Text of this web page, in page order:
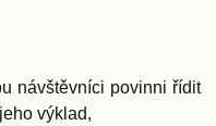
návštěvníci povinni řídit
výklad,